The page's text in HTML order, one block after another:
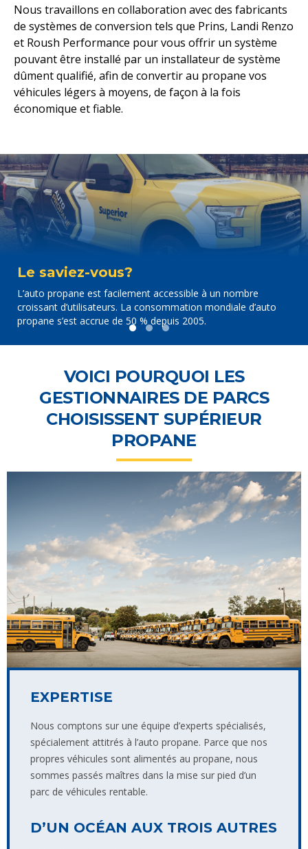
Nous travaillons en collaboration avec des fabricants
de systèmes de conversion tels que Prins, Landi Renzo
et Roush Performance pour vous offrir un système
pouvant être installé par un installateur de système
dûment qualifié, afin de convertir au propane vos
véhicules légers à moyens, de façon à la fois
économique et fiable.
Le saviez-vous?
L’auto propane est facilement accessible à un nombre
croissant d’utilisateurs. La consommation mondiale d’auto
propane s’est accrue de 50 % depuis 2005.
VOICI POURQUOI LES
GESTIONNAIRES DE PARCS
CHOISISSENT SUPÉRIEUR
PROPANE
EXPERTISE
Nous comptons sur une équipe d’experts spécialisés,
spécialement attitrés à l’auto propane. Parce que nos
propres véhicules sont alimentés au propane, nous
sommes passés maîtres dans la mise sur pied d’un
parc de véhicules rentable.
D’UN OCÉAN AUX TROIS AUTRES